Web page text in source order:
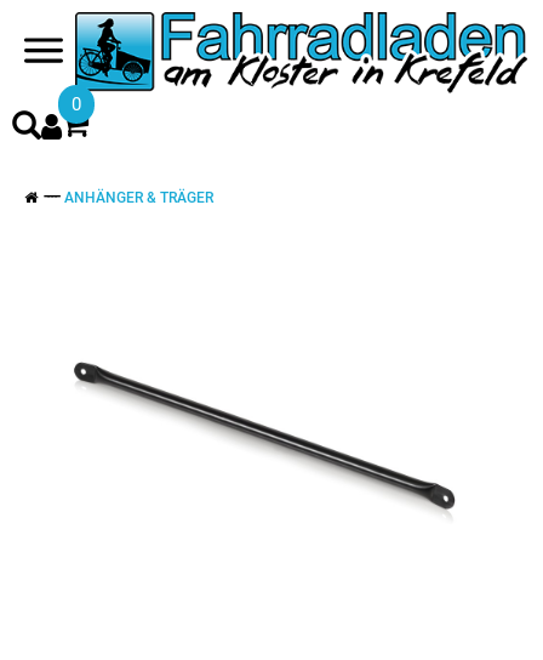
0
ANHÄNGER & TRÄGER